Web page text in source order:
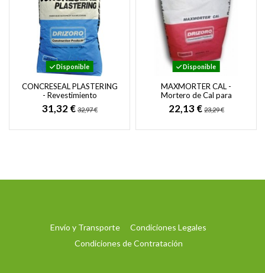
Disponible
CONCRESEAL PLASTERING
- Revestimiento
Impermeable para
Nivelación y Acabado de...
31,32 € 32,97 €
Disponible
MAXMORTER CAL -
Mortero de Cal para
Reparación, Sellado de
Juntas y Revoco de Piedra
22,13 € 23,29 €
Envío y Transporte
Condiciones Legales
Condiciones de Contratación